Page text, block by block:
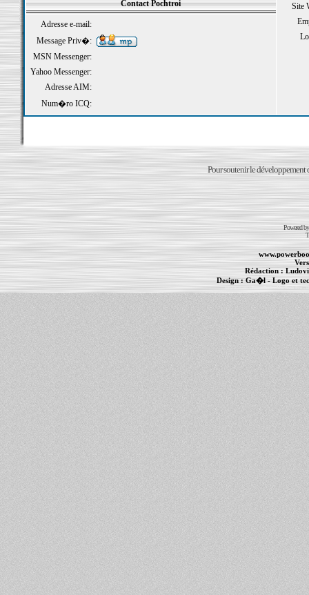
Site
Contact Pochtroi
Adresse e-mail:
Message Priv�:
MSN Messenger:
Yahoo Messenger:
Adresse AIM:
Num�ro ICQ:
Pour soutenir le développement
Powered
Rédaction :
Design :Ga�l - Logo et
PowerBook-MacBook Pro